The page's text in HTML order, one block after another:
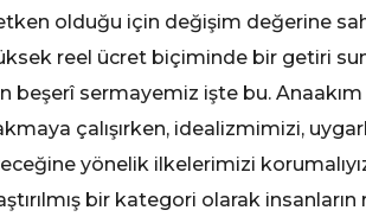
olduğu için değişim değerine
reel ücret biçiminde bir getiri
beşerî sermayemiz işte bu.
çalışırken, idealizmimizi,
yönelik ilkelerimizi
bir kategori olarak insanların